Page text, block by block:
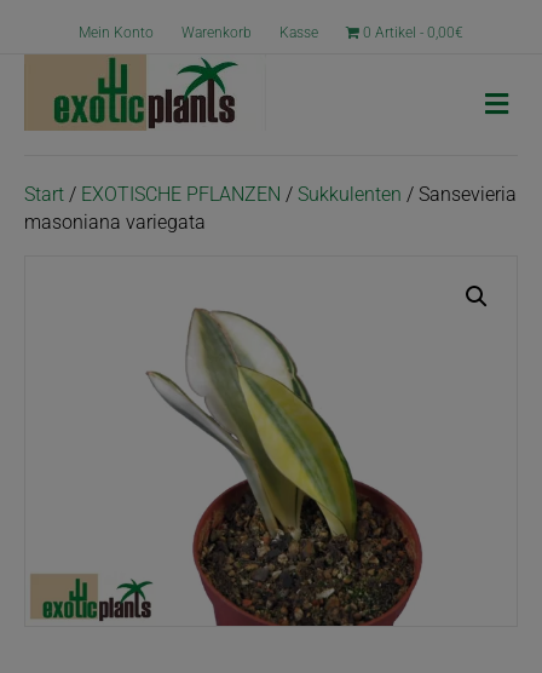
Mein Konto Warenkorb Kasse 0 Artikel 0,00€
N
a
g
Start / EXOTISCHE PFLANZEN / Sukkulenten / Sansevieria
masoniana variegata